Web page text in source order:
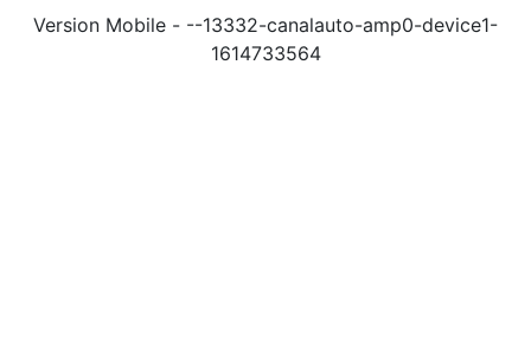
Version Mobile - --13332-canalauto-amp0-device1-
1614733564